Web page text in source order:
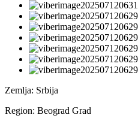
Zemlja: Srbija
Region: Beograd Grad